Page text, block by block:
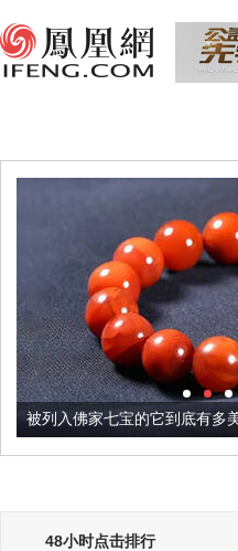
被列入佛家七宝的它到底有多
48小时点击排行